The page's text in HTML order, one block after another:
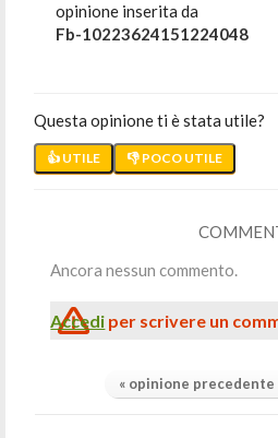
opinione inserita da
Fb-10223624151224048
Questa opinione ti è stata utile?
👍 UTILE 👎 POCO UTILE
Ancora nessun commento.
Accedi per scrivere un
« opinione precedente